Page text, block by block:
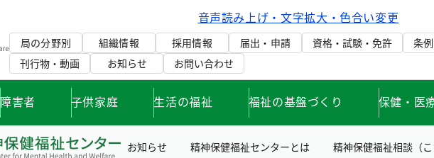
音声読み上げ・文字拡大・色合い変更
局の分野別 組織情報 採用情報 届出・申請 資格・試験・免許
条
刊行物・動画
お知らせ お問い合わせ
障害者 子供家庭 生活の福祉 福祉の基盤づくり 保健・医
お知らせ 精神保健福祉センターとは 精神保健福祉相談（